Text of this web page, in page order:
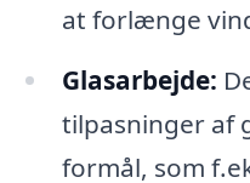
at forlænge
Glasarbejde:
tilpasninger af
formål, som